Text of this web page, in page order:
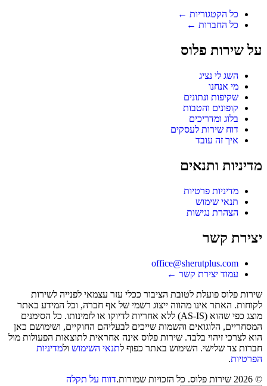
כל הקטגוריות ←
כל החברות ←
על שירות פלוס
השג לי נציג
מי אנחנו
שקיפות ונתונים
קופונים והטבות
בלוג ומדריכים
דוח שירות לעסקים
איך זה עובד
מדיניות ותנאים
מדיניות פרטיות
תנאי שימוש
הצהרת נגישות
יצירת קשר
office@sherutplus.com
עמוד יצירת קשר ←
שירות פלוס פועלת לטובת הציבור ככלי עזר עצמאי לפנייה לשירות
לקוחות. האתר אינו מהווה ייצוג רשמי של אף חברה, וכל המידע באתר
מוצג כפי שהוא (AS-IS) ללא אחריות לדיוקו או לזמינותו. כל הסימנים
המסחריים, הלוגואים והשמות שייכים לבעליהם החוקיים, ושימושם כאן
הוא לצרכי זיהוי בלבד. שירות פלוס אינה אחראית לתוצאות הפעולות מול
חברות צד שלישי. השימוש באתר כפוף לתנאי השימוש ולמדיניות
הפרטיות.
©
2026 שירות פלוס. כל הזכויות שמורות.דווח על תקלה